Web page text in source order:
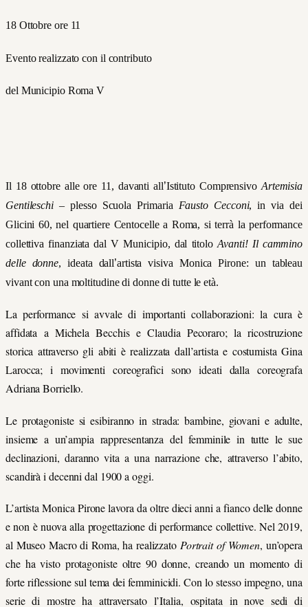
18 Ottobre ore 11
Evento realizzato con il contributo
del Municipio Roma V
Il 18 ottobre alle ore 11, davanti all’Istituto Comprensivo Artemisia
Gentileschi– plesso Scuola Primaria Fausto Cecconi, in via dei
Glicini 60, nel quartiere Centocelle a Roma, si terrà la performance
collettiva finanziata dal V Municipio, dal titolo Avanti! Il cammino
delle donne, ideata dall’artista visiva Monica Pirone: un tableau
vivant con una moltitudine di donne di tutte le età.
La performance si avvale di importanti collaborazioni: la cura è
affidata a Michela Becchis e Claudia Pecoraro; la ricostruzione
storica attraverso gli abiti è realizzata dall’artista e costumista Gina
Larocca; i movimenti coreografici sono ideati dalla coreografa
Adriana Borriello.
Le protagoniste si esibiranno in strada: bambine, giovani e adulte,
insieme a un’ampia rappresentanza del femminile in tutte le sue
declinazioni, daranno vita a una narrazione che, attraverso l’abito,
scandirà i decenni dal 1900 a oggi.
L’artista Monica Pirone lavora da oltre dieci anni a fianco delle donne
e non è nuova alla progettazione di performance collettive. Nel 2019,
al Museo Macro di Roma, ha realizzato Portrait of Women, un’opera
che ha visto protagoniste oltre 90 donne, creando un momento di
forte riflessione sul tema dei femminicidi. Con lo stesso impegno, una
serie di mostre ha attraversato l’Italia, ospitata in nove sedi di